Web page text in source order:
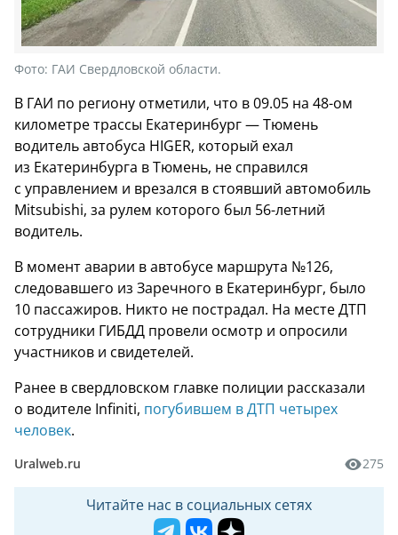
Фото: ГАИ Свердловской области.
В ГАИ по региону отметили, что в 09.05 на 48-ом
километре трассы Екатеринбург — Тюмень
водитель автобуса HIGER, который ехал
из Екатеринбурга в Тюмень, не справился
с управлением и врезался в стоявший автомобиль
Mitsubishi, за рулем которого был 56-летний
водитель.
В момент аварии в автобусе маршрута №126,
следовавшего из Заречного в Екатеринбург, было
10 пассажиров. Никто не пострадал. На месте ДТП
сотрудники ГИБДД провели осмотр и опросили
участников и свидетелей.
Ранее в свердловском главке полиции рассказали
о водителе Infiniti, погубившем в ДТП четырех
человек.
Uralweb.ru 275
Читайте нас в социальных сетях